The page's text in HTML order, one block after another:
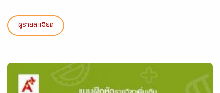
ดูรายละเอียด